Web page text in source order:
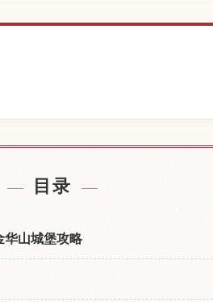
目录
山城堡攻略